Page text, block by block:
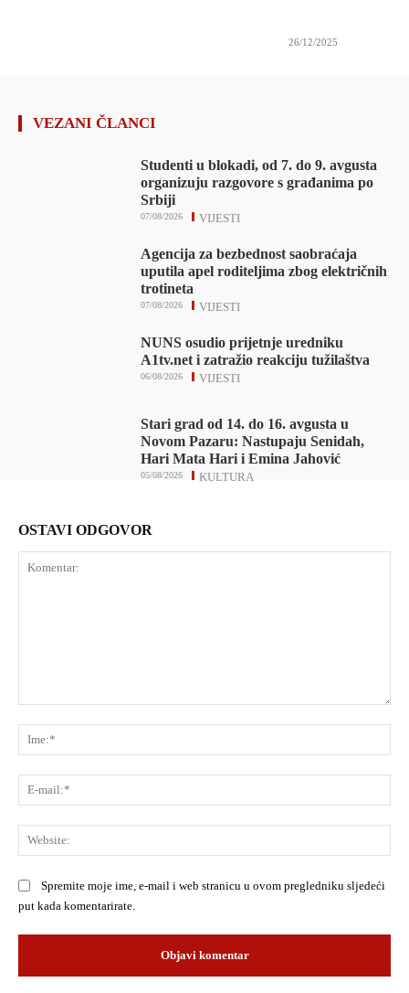
26/12/2025
VEZANI ČLANCI
Studenti u blokadi, od 7. do 9. avgusta
organizuju razgovore s građanima po
Srbiji
VIJESTI
07/08/2026
Agencija za bezbednost saobraćaja
uputila apel roditeljima zbog električnih
trotineta
VIJESTI
07/08/2026
NUNS osudio prijetnje uredniku
A1tv.net i zatražio reakciju tužilaštva
VIJESTI
06/08/2026
Stari grad od 14. do 16. avgusta u
Novom Pazaru: Nastupaju Senidah,
Hari Mata Hari i Emina Jahović
KULTURA
05/08/2026
OSTAVI ODGOVOR
Spremite moje ime, e-mail i web stranicu u ovom pregledniku sljedeći
put kada komentarirate.